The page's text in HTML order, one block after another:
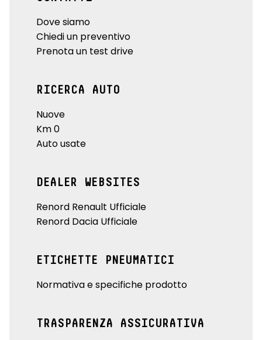
Dove siamo
Chiedi un preventivo
Prenota un test drive
RICERCA AUTO
Nuove
Km 0
Auto usate
DEALER WEBSITES
Renord Renault Ufficiale
Renord Dacia Ufficiale
ETICHETTE PNEUMATICI
Normativa e specifiche prodotto
TRASPARENZA ASSICURATIVA